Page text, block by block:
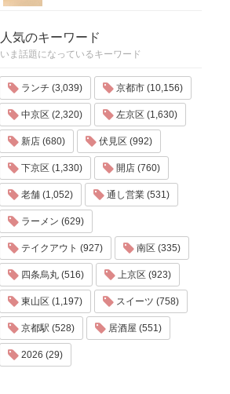
人気のキーワード
いま話題になっているキーワード
ランチ (3,039) 京都市 (10,156)
中京区 (2,320) 左京区 (1,630)
新店 (680) 伏見区 (992)
下京区 (1,330) 開店 (760)
老舗 (1,052) 通し営業 (531)
ラーメン (629)
テイクアウト (927) 南区 (335)
四条烏丸 (516) 上京区 (923)
東山区 (1,197) スイーツ (758)
京都駅 (528) 居酒屋 (551)
2026 (29)